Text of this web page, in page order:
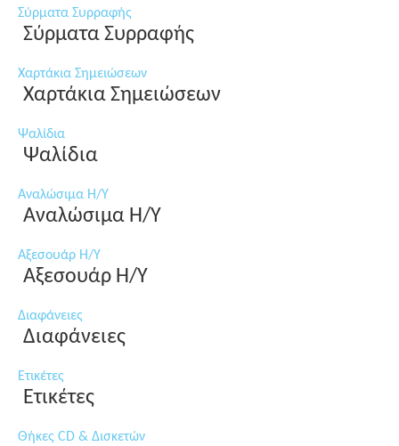
Σύρματα Συρραφής
Σύρματα Συρραφής
Χαρτάκια Σημειώσεων
Χαρτάκια Σημειώσεων
Ψαλίδια
Ψαλίδια
Αναλώσιμα Η/Υ
Αναλώσιμα Η/Υ
Αξεσουάρ Η/Υ
Αξεσουάρ Η/Υ
Διαφάνειες
Διαφάνειες
Ετικέτες
Ετικέτες
Θήκες CD & Δισκετών